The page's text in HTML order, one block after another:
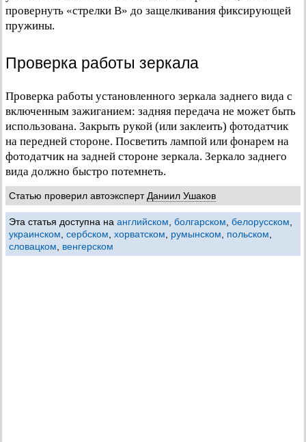
провернуть «стрелки В» до защелкивания фиксирующей
пружины.
Проверка работы зеркала
Проверка работы установленного зеркала заднего вида с
включенным зажиганием: задняя передача не может быть
использована. Закрыть рукой (или заклеить) фотодатчик
на передней стороне. Посветить лампой или фонарем на
фотодатчик на задней стороне зеркала. Зеркало заднего
вида должно быстро потемнеть.
Статью проверил автоэксперт Даниил Ушаков
Эта статья доступна на английском болгарском белорусском
украинском сербском хорватском румынском польском
словацком
венгерском